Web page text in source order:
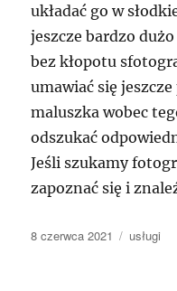
układać go w
jeszcze bardzo
bez kłopotu
umawiać się
maluszka wobec
odszukać
Jeśli szukamy
zapoznać się i
Data
8 czerwca 2021 Kategorie
usługi